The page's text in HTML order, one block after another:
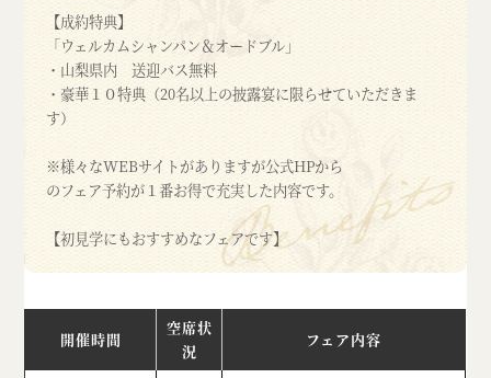
【成約特典】
「ウェルカムシャンパン＆オードブル」
・山梨県内 送迎バス無料
・豪華１０特典（20名以上の披露宴に限らせていただきま
す）
※様々なWEBサイトがありますが公式HPから
のフェア予約が１番お得で充実した内容です。
【初見学にもおすすめなフェアです】
開催時間
空席状
況
フェア内容